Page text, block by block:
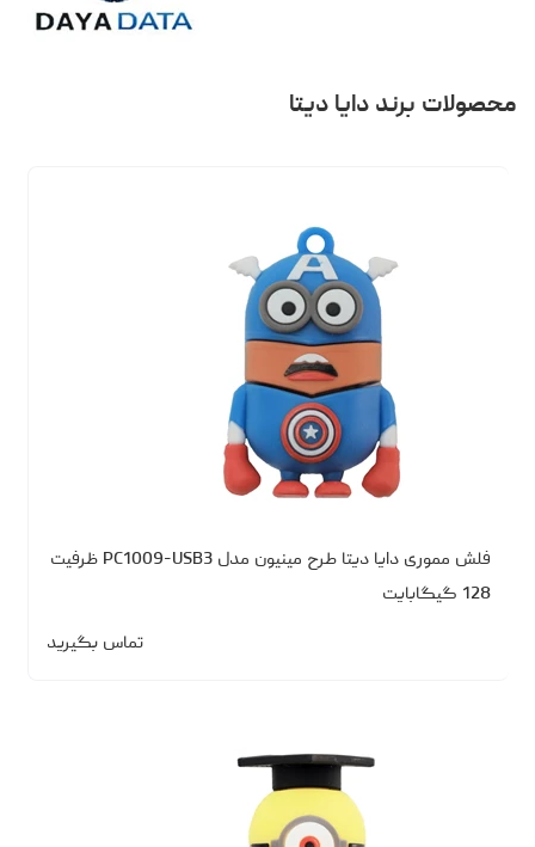
محصولات برند دایا دیتا
فلش مموری دایا دیتا طرح مینیون مدل PC1009-USB3 ظرفیت
128 گیگابایت
تماس بگیرید